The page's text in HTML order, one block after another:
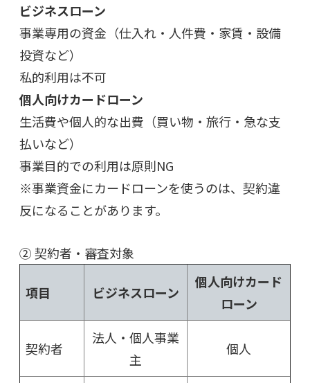
ビジネスローン
事業専用の資金（仕入れ・人件費・家賃・設備
投資など）
私的利用は不可
個人向けカードローン
生活費や個人的な出費（買い物・旅行・急な支
払いなど）
事業目的での利用は原則NG
※事業資金にカードローンを使うのは、契約違
反になることがあります。
② 契約者・審査対象
項目 ビジネスローン
個人向けカード
ローン
契約者
法人・個人事業
主
個人